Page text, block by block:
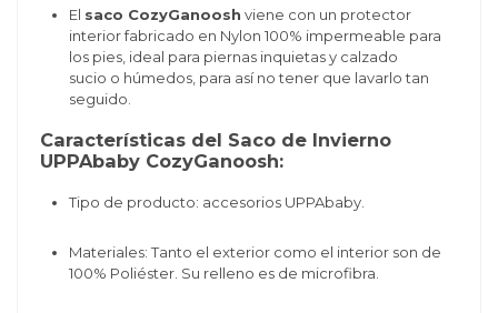
El saco CozyGanoosh viene con un protector
interior fabricado en Nylon 100% impermeable para
los pies, ideal para piernas inquietas y calzado
sucio o húmedos, para así no tener que lavarlo tan
seguido.
Características del Saco de Invierno
UPPAbaby CozyGanoosh:
Tipo de producto: accesorios UPPAbaby.
Materiales: Tanto el exterior como el interior son de
100% Poliéster. Su relleno es de microfibra.